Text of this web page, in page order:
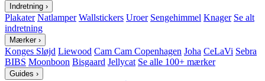
Indretning ›
Plakater Natlamper Wallstickers Uroer Sengehimmel Knager Se alt
indretning
Mærker ›
Konges Sløjd Liewood Cam Cam Copenhagen Joha CeLaVi Sebra
BIBS Moonboon Bisgaard Jellycat Se alle 100+ mærker
Guides ›